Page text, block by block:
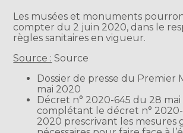
Les musées et monuments
compter du 2 juin 2020, dans le
règles sanitaires en vigueur.
Source : Source
Dossier de presse du Premier
mai 2020
Décret n° 2020-645 du 28
complétant le décret n° 2020-
2020 prescrivant les mesures